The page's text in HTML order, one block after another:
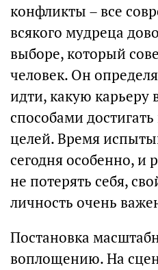
конфликты – все
всякого мудреца
выборе, который
человек. Он
идти, какую карьеру
способами
целей. Время
сегодня особенно, и
не потерять себя,
личность очень
Постановка
воплощению. На